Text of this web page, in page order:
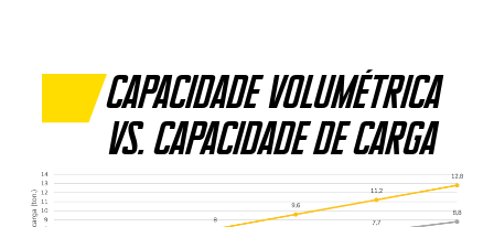
capacidade volumétrica
vs. capacidade de carga